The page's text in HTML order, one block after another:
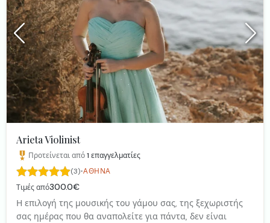
Arieta Violinist
Προτείνεται από1 επαγγελματίες
(3)·ΑΘΉΝΑ
Τιμές από300.0€
Η επιλογή της μουσικής του γάμου σας, της ξεχωριστής
σας ημέρας που θα αναπολείτε για πάντα, δεν είναι